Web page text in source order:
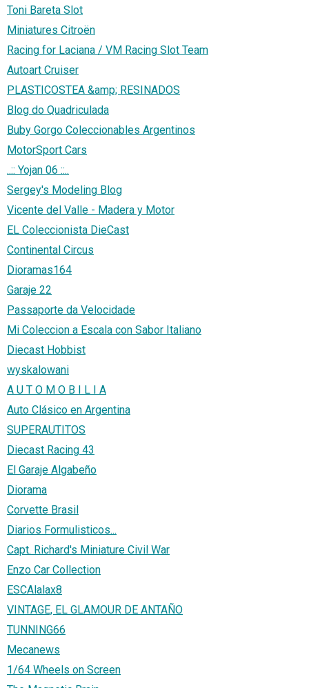
Toni Bareta Slot
Miniatures Citroën
Racing for Laciana / VM Racing Slot Team
Autoart Cruiser
PLASTICOSTEA &amp; RESINADOS
Blog do Quadriculada
Buby Gorgo Coleccionables Argentinos
MotorSport Cars
..:: Yojan 06 ::..
Sergey's Modeling Blog
Vicente del Valle - Madera y Motor
EL Coleccionista DieCast
Continental Circus
Dioramas164
Garaje 22
Passaporte da Velocidade
Mi Coleccion a Escala con Sabor Italiano
Diecast Hobbist
wyskalowani
A U T O M O B I L I A
Auto Clásico en Argentina
SUPERAUTITOS
Diecast Racing 43
El Garaje Algabeño
Diorama
Corvette Brasil
Diarios Formulisticos...
Capt. Richard's Miniature Civil War
Enzo Car Collection
ESCAlalax8
VINTAGE, EL GLAMOUR DE ANTAÑO
TUNNING66
Mecanews
1/64 Wheels on Screen